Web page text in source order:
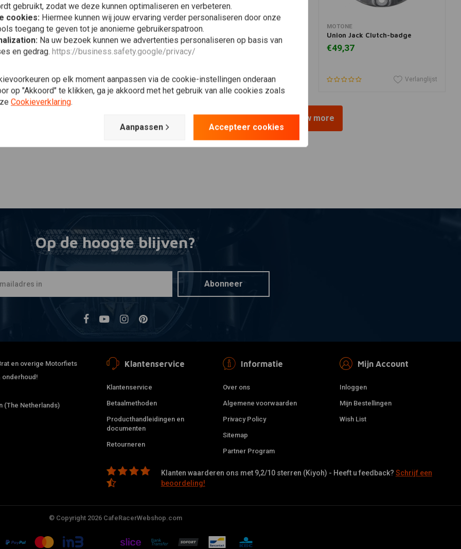
Plaats ook een review
MOTONE
Finned Carb Tops Contrast Cut
Zwart | Carb-Versie
€89,98
Verlanglijst
MOTONE
Union Jack Clutch-badge
€49,37
Verlanglijst
View more
Op de hoogte blijven?
Abonneer
en overige Motorfiets
onderhoud!
(The Netherlands)
Klantenservice
Klantenservice
Betaalmethoden
Producthandleidingen en
documenten
Retourneren
Informatie
Over ons
Algemene voorwaarden
Privacy Policy
Sitemap
Partner Program
Mijn Account
Inloggen
Mijn Bestellingen
Wish List
Klanten waarderen ons met 9,2/10 sterren (Kiyoh) - Heeft u feedback? Schrijf een
beoordeling!
© Copyright 2026 CafeRacerWebshop.com
gebruikt, zodat we deze kunnen optimaliseren en verbeteren.
cookies: Hiermee kunnen wij jouw ervaring verder personaliseren door onze
toegang te geven tot je anonieme gebruikerspatroon.
Na uw bezoek kunnen we advertenties personaliseren op basis van
en gedrag. https://business.safety.google/privacy/
op elk moment aanpassen via de cookie-instellingen onderaan
op "Akkoord" te klikken, ga je akkoord met het gebruik van alle cookies zoals
Cookieverklaring.
Aanpassen Accepteer cookies